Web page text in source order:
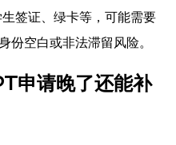
签证、绿卡等，可能需要
份空白或非法滞留风险。
申请晚了还能补